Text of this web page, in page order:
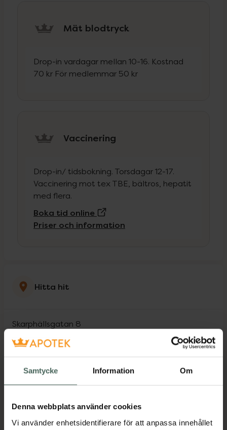
Samtycke Information Om
Denna webbplats använder cookies
Vi använder enhetsidentifierare för att anpassa innehållet
Mät blodtryck
Drop-in vardagar mellan 10-16. Kostnad
70 kr För medlemmar 50 kr
Vaccinering
Drop-in/ tidsbokning. Torsdagar 12-17.
Vaccinering mot tex TBE, bältros, hepatit
med flera.
Boka tid online
Priser och information
Hitta hit
Skarphällsgatan 8
62141
Öppettider idag
09:00-19:00